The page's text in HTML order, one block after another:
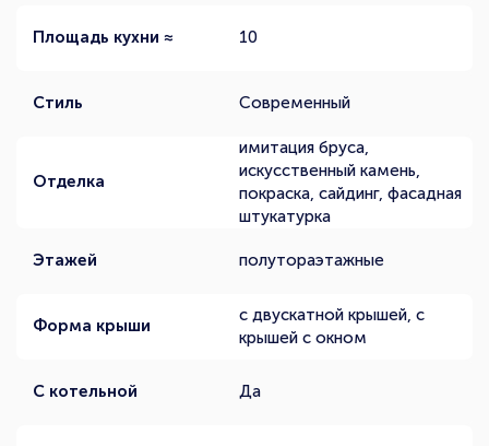
Площадь кухни ≈ 10
Стиль Современный
Отделка
имитация бруса,
искусственный камень,
покраска, сайдинг, фасадная
штукатурка
Этажей полутораэтажные
Форма крыши
с двускатной крышей, с
крышей с окном
С котельной Да